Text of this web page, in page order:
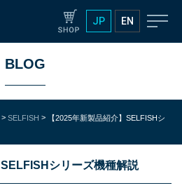
JP EN
BLOG
> SELFISH >
【2025年新製品紹介】SELFISHシ
SELFISHシリーズ機種解説